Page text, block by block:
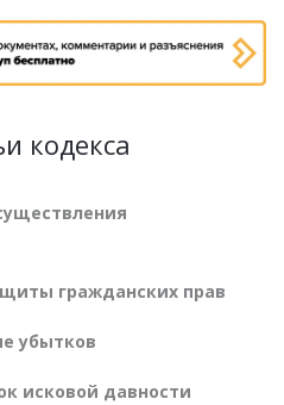
кодекса
гражданских прав
убытков
исковой давности